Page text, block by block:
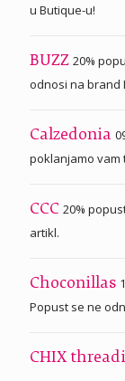
u Butique-u!
BUZZ 20%
odnosi na brand
Calzedonia
poklanjamo vam
CCC 20%
artikl.
Choconillas
Popust se ne
CHIX